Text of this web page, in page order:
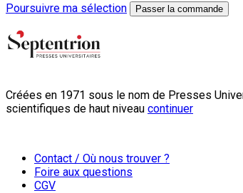
Poursuivre ma sélection
Passer la commande
Créées en 1971 sous le nom de Presses
scientifiques de haut niveau continuer
Contact / Où nous trouver ?
Foire aux questions
CGV